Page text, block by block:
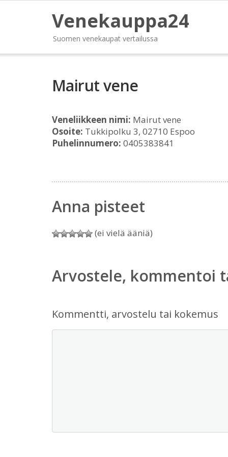
Venekauppa24
Suomen venekaupat vertailussa
Mairut vene
Veneliikkeen nimi: Mairut vene
Osoite: Tukkipolku 3, 02710 Espoo
Puhelinnumero: 0405383841
Anna pisteet
(ei vielä ääniä)
Arvostele, kommentoi
Kommentti, arvostelu tai kokemus